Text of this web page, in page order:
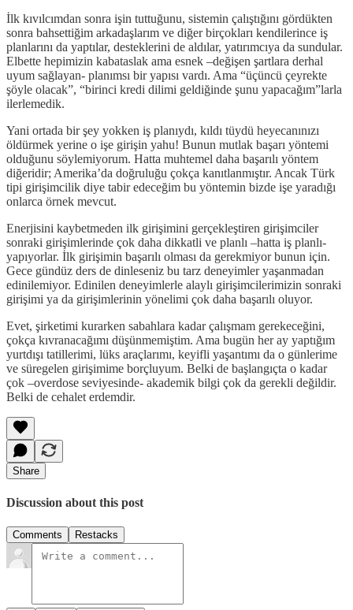
İlk kıvılcımdan sonra işin tuttuğunu, sistemin çalıştığını gördükten
sonra bahsettiğim arkadaşlarım ve diğer birçokları kendilerince iş
planlarını da yaptılar, desteklerini de aldılar, yatırımcıya da sundular.
Elbette hepimizin kabataslak ama esnek –değişen şartlara derhal
uyum sağlayan- planımsı bir yapısı vardı. Ama “üçüncü çeyrekte
şöyle olacak”, “birinci kredi dilimi geldiğinde şunu yapacağım”larla
ilerlemedik.
Yani ortada bir şey yokken iş planıydı, kıldı tüydü heyecanınızı
öldürmek yerine o işe girişin yahu! Bunun mutlak başarı yöntemi
olduğunu söylemiyorum. Hatta muhtemel daha başarılı yöntem
diğeridir; Amerika’da doğruluğu çokça kanıtlanmıştır. Ancak Türk
tipi girişimcilik diye tabir edeceğim bu yöntemin bizde işe yaradığı
onlarca örnek mevcut.
Enerjisini kaybetmeden ilk girişimini gerçekleştiren girişimciler
sonraki girişimlerinde çok daha dikkatli ve planlı –hatta iş planlı-
yapıyorlar. İlk girişimin başarılı olması da gerekmiyor bunun için.
Gece gündüz ders de dinleseniz bu tarz deneyimler yaşanmadan
edinilemiyor. Edinilen deneyimlerle alaylı girişimcilerimizin sonraki
girişimi ya da girişimlerinin yönelimi çok daha başarılı oluyor.
Evet, şirketimi kurarken sabahlara kadar çalışmam gerekeceğini,
çokça kıvranacağımı düşünmemiştim. Ama bugün her ay yaptığım
yurtdışı tatillerimi, lüks araçlarımı, keyifli yaşantımı da o günlerime
ve süregelen girişimime borçluyum. Belki de başlangıçta o kadar
çok –overdose seviyesinde- akademik bilgi çok da gerekli değildir.
Belki de cehalet erdemdir.
Share
Discussion about this post
Comments Restacks